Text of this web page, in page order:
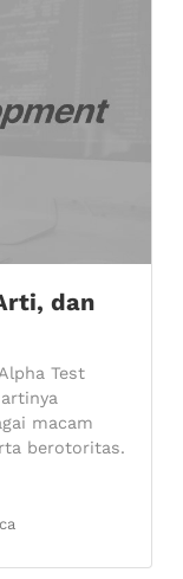
dan
Test
macam
berotoritas.